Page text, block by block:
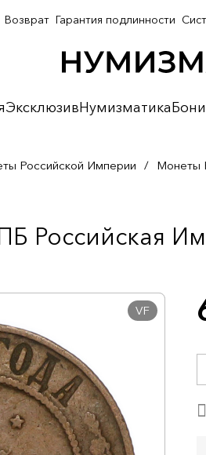
ЭксклюзивНумизматика
Возврат Гарантия подлинности
Российской Империи / Монеты
Российская
VF